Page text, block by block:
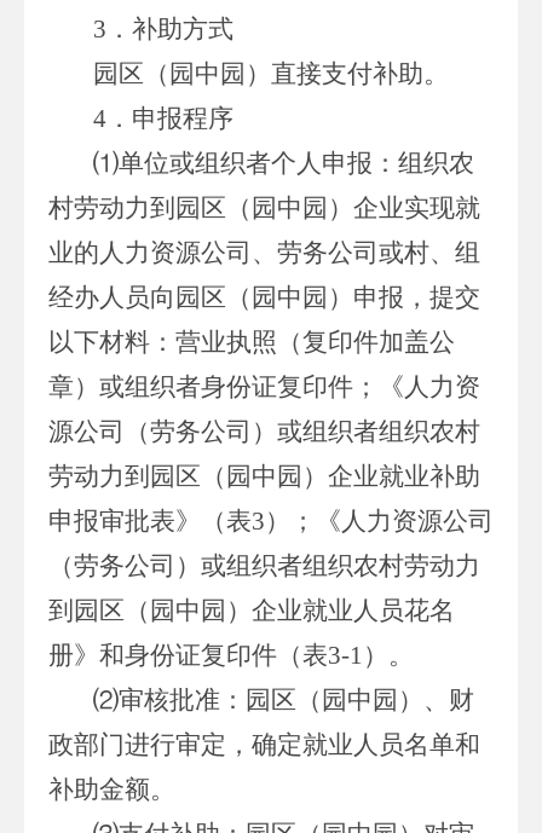
3．补助方式
园区（园中园）直接支付补助。
4．申报程序
⑴单位或组织者个人申报：组织农
村劳动力到园区（园中园）企业实现就
业的人力资源公司、劳务公司或村、组
经办人员向园区（园中园）申报，提交
以下材料：营业执照（复印件加盖公
章）或组织者身份证复印件；《人力资
源公司（劳务公司）或组织者组织农村
劳动力到园区（园中园）企业就业补助
申报审批表》（表3）；《人力资源公司
（劳务公司）或组织者组织农村劳动力
到园区（园中园）企业就业人员花名
册》和身份证复印件（表3-1）。
⑵审核批准：园区（园中园）、财
政部门进行审定，确定就业人员名单和
补助金额。